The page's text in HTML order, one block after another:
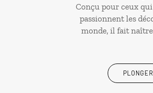
Conçu pour ceux
passionnent les
monde, il fait